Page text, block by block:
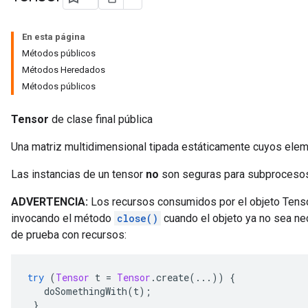
En esta página
Métodos públicos
Métodos Heredados
Métodos públicos
Tensor de clase final pública
Una matriz multidimensional tipada estáticamente cuyos
Las instancias de un tensor no son seguras para
ADVERTENCIA: Los recursos consumidos por el objeto
invocando el método close() cuando el objeto ya no sea
de prueba con recursos:
try (Tensor t = Tensor .create(...))
{
doSomethingWith(t);
}